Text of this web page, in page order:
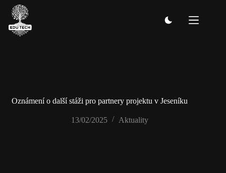
content
Oznámení o další stáži pro partnery projektu v Jeseníku
13/02/2025 Aktuality